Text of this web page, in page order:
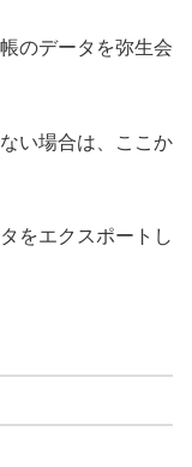
のデータを弥生会
い場合は、ここか
をエクスポートし